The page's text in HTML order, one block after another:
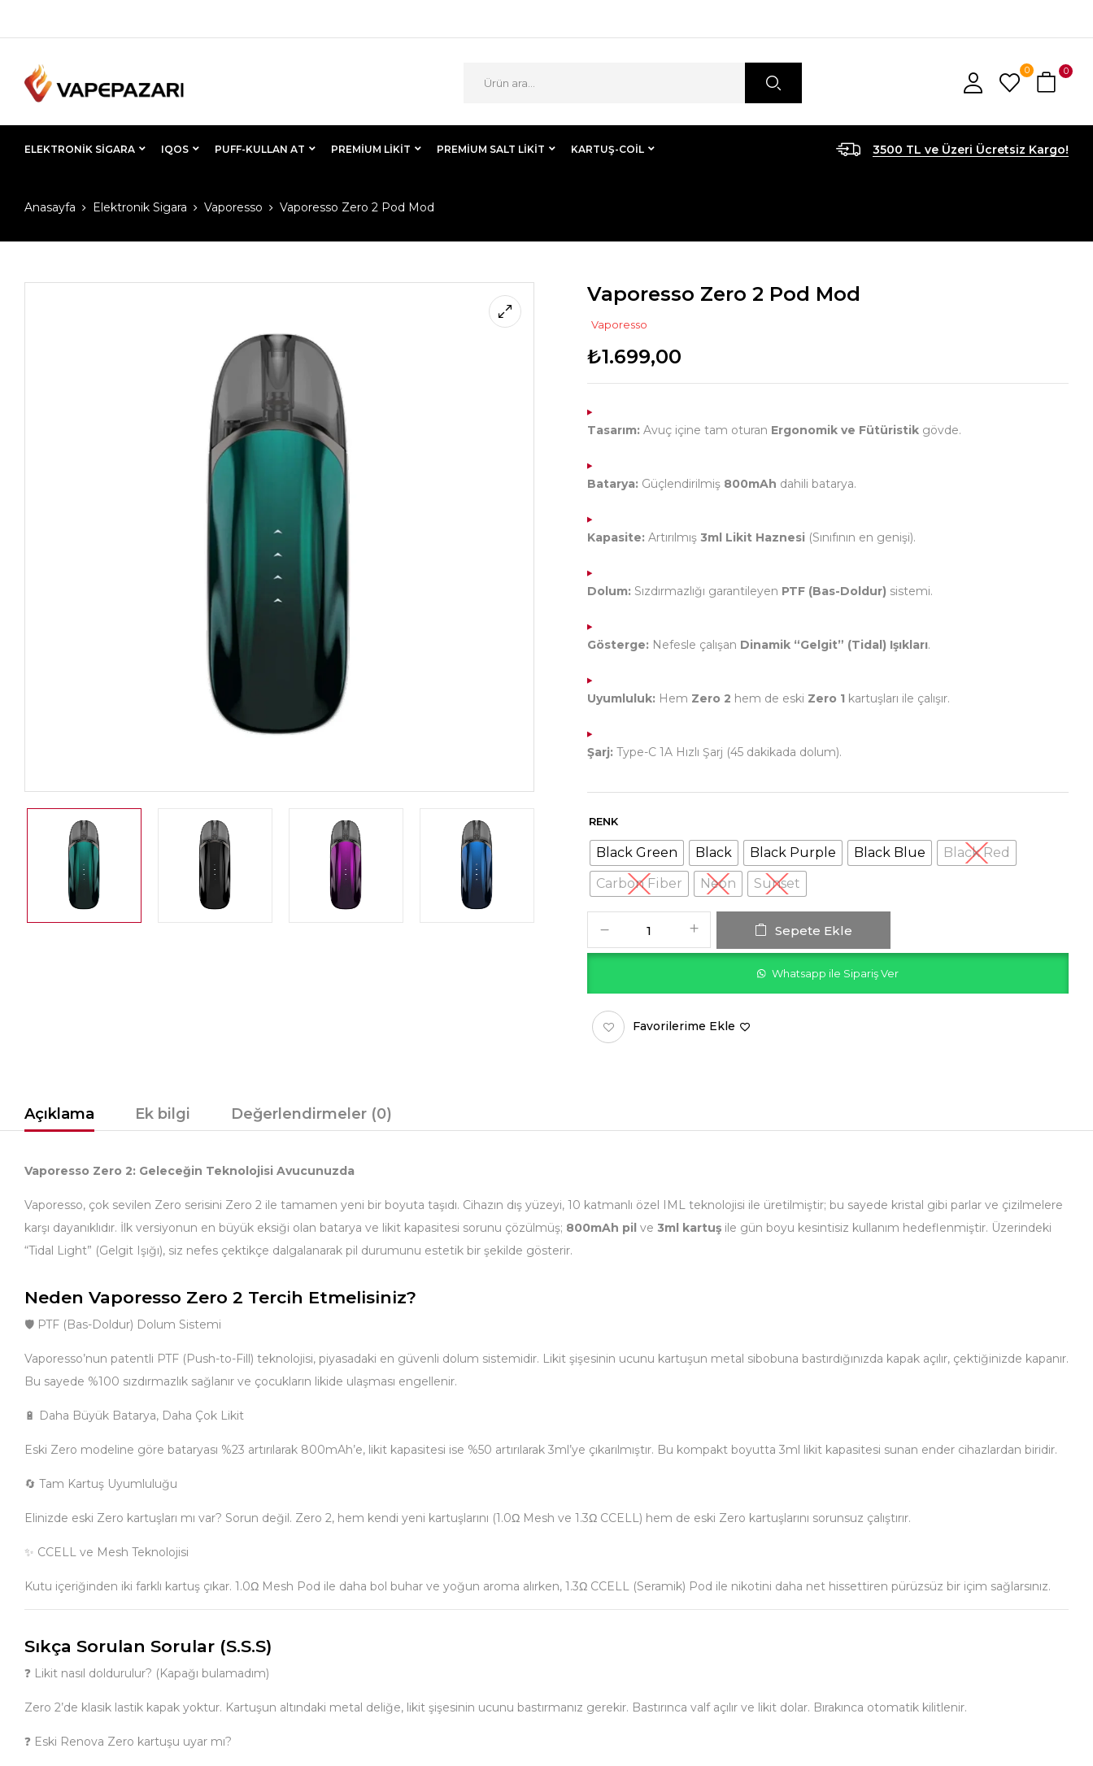
0 0
ELEKTRONIK SIGARA IQOS PUFF-KULLAN AT PREMIUM LIKIT PREMIUM SALT LIKIT KARTUŞ-COİL 3500 TL ve Üzeri Ücretsiz Kargo!
Anasayfa Elektronik Sigara Vaporesso Vaporesso Zero 2 Pod Mod
Vaporesso Zero 2 Pod Mod
Vaporesso
₺1.699,00
Tasarım: Avuç içine tam oturan Ergonomik ve Fütüristik gövde.
Batarya: Güçlendirilmiş 800mAh dahili batarya.
Kapasite: Artırılmış 3ml Likit Haznesi (Sınıfının en genişi).
Dolum: Sızdırmazlığı garantileyen PTF (Bas-Doldur) sistemi.
Gösterge: Nefesle çalışan Dinamik “Gelgit” (Tidal) Işıkları.
Uyumluluk: Hem Zero 2 hem de eski Zero 1 kartuşları ile çalışır.
Şarj: Type-C 1A Hızlı Şarj (45 dakikada dolum).
RENK
Black Green Black Black Purple Black Blue
Black Red
Carbon Fiber
Neon Sunset
Sepete Ekle
Whatsapp ile Sipariş Ver
Favorilerime Ekle
Açıklama Ek bilgi Değerlendirmeler (0)
Vaporesso Zero 2: Geleceğin Teknolojisi Avucunuzda
Vaporesso, çok sevilen Zero serisini Zero 2 ile tamamen yeni bir boyuta taşıdı. Cihazın dış yüzeyi, 10 katmanlı özel IML teknolojisi ile üretilmiştir; bu sayede kristal gibi parlar ve çizilmelere
karşı dayanıklıdır. İlk versiyonun en büyük eksiği olan batarya ve likit kapasitesi sorunu çözülmüş; 800mAh pil ve 3ml kartuş ile gün boyu kesintisiz kullanım hedeflenmiştir. Üzerindeki
“Tidal Light” (Gelgit Işığı), siz nefes çektikçe dalgalanarak pil durumunu estetik bir şekilde gösterir.
Neden Vaporesso Zero 2 Tercih Etmelisiniz?
🛡️ PTF (Bas-Doldur) Dolum Sistemi
Vaporesso’nun patentli PTF (Push-to-Fill) teknolojisi, piyasadaki en güvenli dolum sistemidir. Likit şişesinin ucunu kartuşun metal sibobuna bastırdığınızda kapak açılır, çektiğinizde kapanır.
Bu sayede %100 sızdırmazlık sağlanır ve çocukların likide ulaşması engellenir.
🔋 Daha Büyük Batarya, Daha Çok Likit
Eski Zero modeline göre bataryası %23 artırılarak 800mAh’e, likit kapasitesi ise %50 artırılarak 3ml’ye çıkarılmıştır. Bu kompakt boyutta 3ml likit kapasitesi sunan ender cihazlardan biridir.
🔄 Tam Kartuş Uyumluluğu
Elinizde eski Zero kartuşları mı var? Sorun değil. Zero 2, hem kendi yeni kartuşlarını (1.0Ω Mesh ve 1.3Ω CCELL) hem de eski Zero kartuşlarını sorunsuz çalıştırır.
✨ CCELL ve Mesh Teknolojisi
Kutu içeriğinden iki farklı kartuş çıkar. 1.0Ω Mesh Pod ile daha bol buhar ve yoğun aroma alırken, 1.3Ω CCELL (Seramik) Pod ile nikotini daha net hissettiren pürüzsüz bir içim sağlarsınız.
Sıkça Sorulan Sorular (S.S.S)
❓ Likit nasıl doldurulur? (Kapağı bulamadım)
Zero 2’de klasik lastik kapak yoktur. Kartuşun altındaki metal deliğe, likit şişesinin ucunu bastırmanız gerekir. Bastırınca valf açılır ve likit dolar. Bırakınca otomatik kilitlenir.
❓ Eski Renova Zero kartuşu uyar mı?